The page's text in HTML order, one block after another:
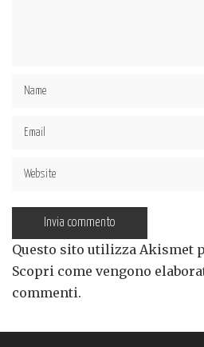
Questo sito utilizza Akismet
Scopri come vengono
commenti.